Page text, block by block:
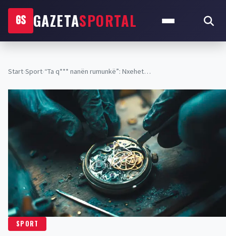
GS GAZETASPORTAL
Start›Sport›“Ta q*** nanën rumunkë”: Nxehet…
SPORT